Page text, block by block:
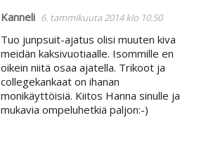
Kanneli 6. tammikuuta 2014 klo 10.50
Tuo junpsuit-ajatus olisi muuten kiva
meidän kaksivuotiaalle. Isommille en
oikein niitä osaa ajatella. Trikoot ja
collegekankaat on ihanan
monikäyttöisiä. Kiitos Hanna sinulle ja
mukavia ompeluhetkiä paljon:-)